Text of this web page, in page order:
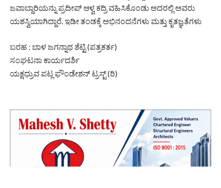
ಜವಾಬ್ದಾರಿಯನ್ನು ಪ್ರದೀಪ್ ಆಳ್ವ ಕದ್ರಿ ವಹಿಸಿಕೊಂಡು ಅದರಲ್ಲಿ ಅವರು
ಯಶಸ್ವಿಯಾಗಿದ್ದಾರೆ.‌ ಇಡೀ ತಂಡಕ್ಕೆ ಅಭಿನಂದನೆಗಳು ಮತ್ತು ಕೃತಜ್ಞತೆಗಳು
ಬರಹ : ಬಾಳ ಜಗನ್ನಾಥ ಶೆಟ್ಟಿ (ಪತ್ರಕರ್ತ)
ಸಂಘಟನಾ ಕಾರ್ಯದರ್ಶಿ
ಯಕ್ಷಧ್ರುವ ಪಟ್ಲ ಫೌಂಡೇಶನ್ ಟ್ರಸ್ಟ್ (ರಿ)